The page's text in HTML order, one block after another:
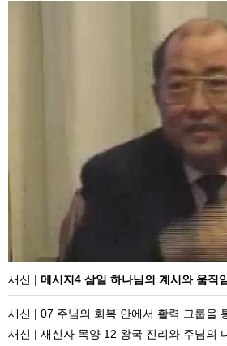
님
와
움
직
임
새신 | 메시지4 삼일 하나님의 계시와 움직
새신 | 07 주님의 회복 안에서 활력 그룹을 통해
새신 | 새신자 목양 12 왕국 진리와 주님의